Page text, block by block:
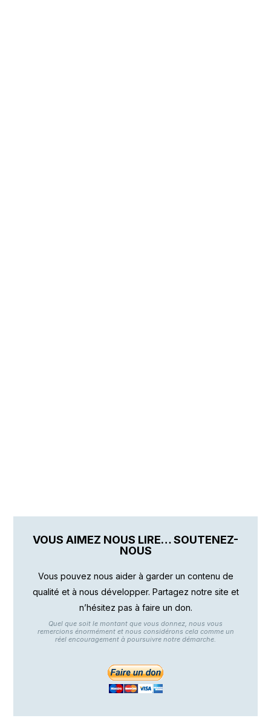
VOUS AIMEZ NOUS LIRE… SOUTENEZ-
NOUS
Vous pouvez nous aider à garder un contenu de
qualité et à nous développer. Partagez notre site et
n’hésitez pas à faire un don.
Quel que soit le montant que vous donnez, nous vous
remercions énormément et nous considérons cela comme un
réel encouragement à poursuivre notre démarche.